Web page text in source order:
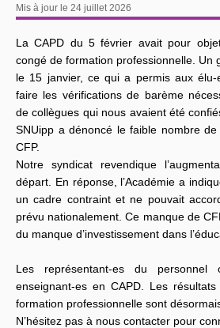
Mis à jour le 24 juillet 2026
La CAPD du 5 février avait pour
congé de formation professionnelle. Un
le 15 janvier, ce qui a permis aux
faire les vérifications de barème
de collègues qui nous avaient été
SNUipp a dénoncé le faible nombre
CFP.
Notre syndicat revendique
départ. En réponse, l’Académie a
un cadre contraint et ne pouvait
prévu nationalement. Ce manque de
du manque d’investissement dans
Les représentant-es du
enseignant-es en CAPD. Les
formation professionnelle sont
N’hésitez pas à nous contacter pour